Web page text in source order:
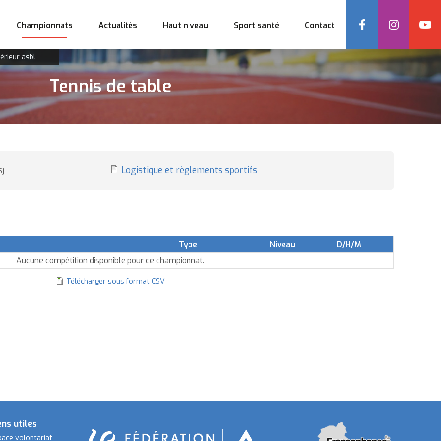
Championnats Actualités Haut niveau Sport santé Contact
Social
asbl
Tennis de table
Logistique et règlements sportifs
Type Niveau
D/H/M
Aucune compétition disponible pour ce championnat.
Télécharger sous format CSV
utiles
volontariat